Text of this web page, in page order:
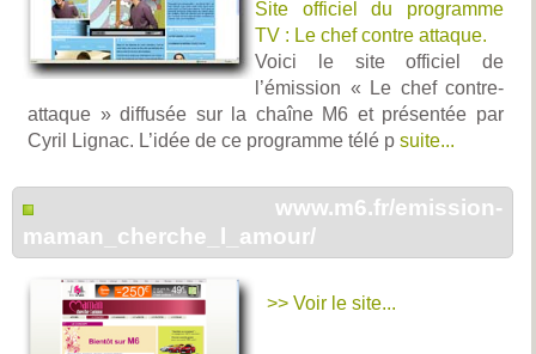
Site officiel du programme
TV : Le chef contre attaque.
Voici le site officiel de
l’émission « Le chef contre-
attaque » diffusée sur la chaîne M6 et présentée par
Cyril Lignac. L’idée de ce programme télé p suite...
www.m6.fr/emission-
maman_cherche_l_amour/
>> Voir le site...